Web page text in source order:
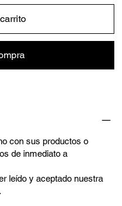
con sus productos o
de inmediato a
leído y aceptado nuestra